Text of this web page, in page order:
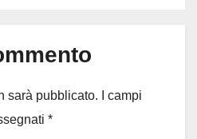
sarà pubblicato.
I campi
*